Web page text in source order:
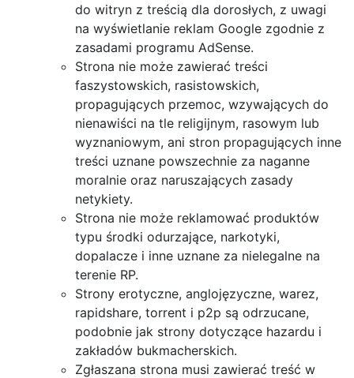
do witryn z treścią dla dorosłych, z uwagi
na wyświetlanie reklam Google zgodnie z
zasadami programu AdSense.
Strona nie może zawierać treści
faszystowskich, rasistowskich,
propagujących przemoc, wzywających do
nienawiści na tle religijnym, rasowym lub
wyznaniowym, ani stron propagujących inne
treści uznane powszechnie za naganne
moralnie oraz naruszających zasady
netykiety.
Strona nie może reklamować produktów
typu środki odurzające, narkotyki,
dopalacze i inne uznane za nielegalne na
terenie RP.
Strony erotyczne, anglojęzyczne, warez,
rapidshare, torrent i p2p są odrzucane,
podobnie jak strony dotyczące hazardu i
zakładów bukmacherskich.
Zgłaszana strona musi zawierać treść w